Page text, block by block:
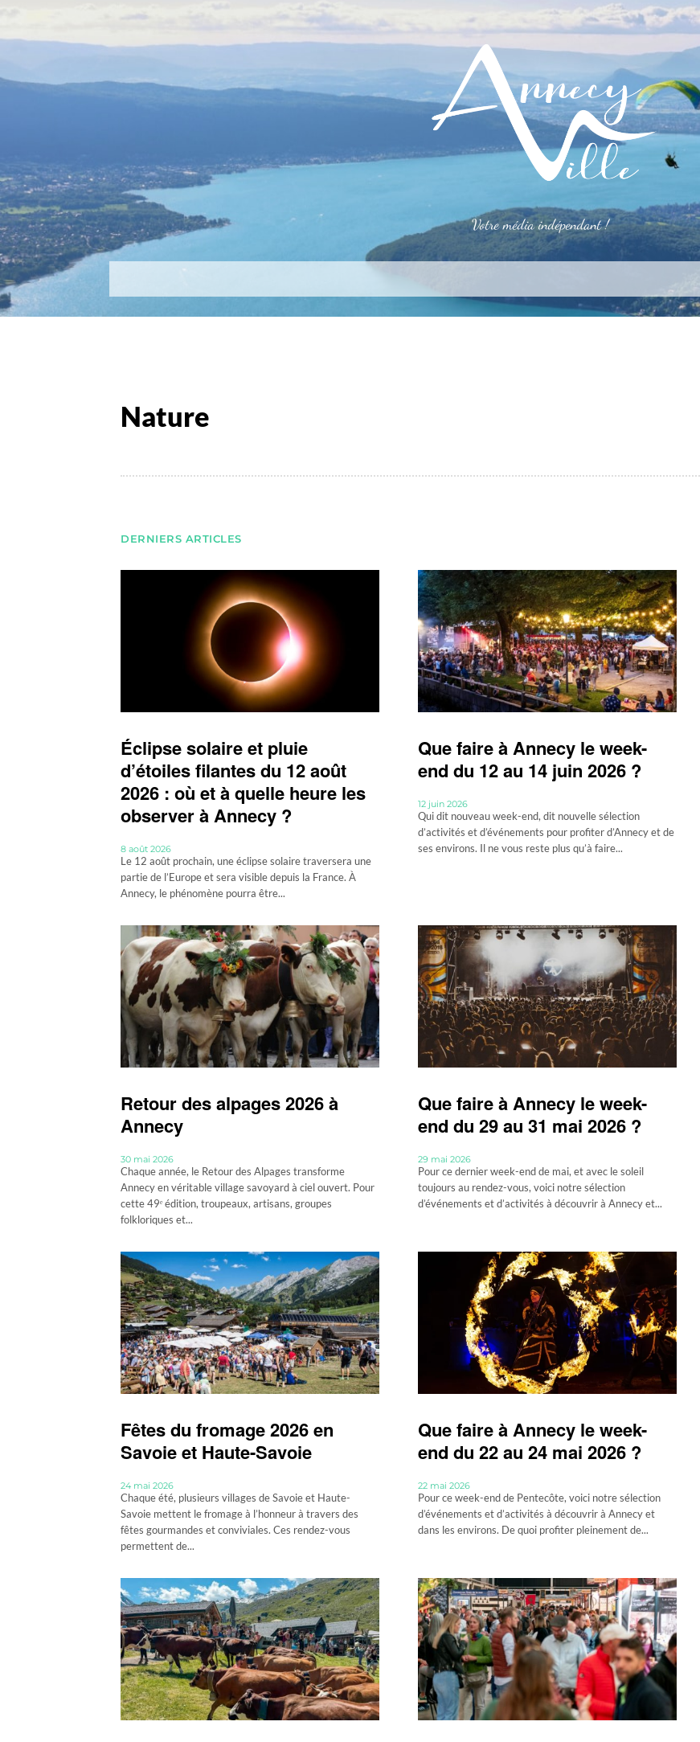
Votre média indépendant !
Nature
DERNIERS ARTICLES
Éclipse solaire et pluie
d’étoiles filantes du 12 août
2026 : où et à quelle heure les
observer à Annecy ?
8 août 2026
Le 12 août prochain, une éclipse solaire traversera une
partie de l’Europe et sera visible depuis la France. À
Annecy, le phénomène pourra être...
Que faire à Annecy le week-
end du 12 au 14 juin 2026 ?
12 juin 2026
Qui dit nouveau week-end, dit nouvelle sélection
d’activités et d’événements pour profiter d’Annecy et de
ses environs. Il ne vous reste plus qu’à faire...
Retour des alpages 2026 à
Annecy
30 mai 2026
Chaque année, le Retour des Alpages transforme
Annecy en véritable village savoyard à ciel ouvert. Pour
cette 49ᵉ édition, troupeaux, artisans, groupes
folkloriques et...
Que faire à Annecy le week-
end du 29 au 31 mai 2026 ?
29 mai 2026
Pour ce dernier week-end de mai, et avec le soleil
toujours au rendez-vous, voici notre sélection
d’événements et d’activités à découvrir à Annecy et...
Fêtes du fromage 2026 en
Savoie et Haute-Savoie
24 mai 2026
Chaque été, plusieurs villages de Savoie et Haute-
Savoie mettent le fromage à l’honneur à travers des
fêtes gourmandes et conviviales. Ces rendez-vous
permettent de...
Que faire à Annecy le week-
end du 22 au 24 mai 2026 ?
22 mai 2026
Pour ce week-end de Pentecôte, voici notre sélection
d’événements et d’activités à découvrir à Annecy et
dans les environs. De quoi profiter pleinement de...